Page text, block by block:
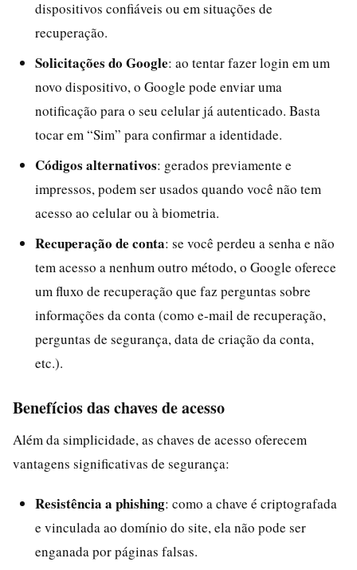
dispositivos confiáveis ou em situações de
recuperação.
Solicitações do Google: ao tentar fazer login em um
novo dispositivo, o Google pode enviar uma
notificação para o seu celular já autenticado. Basta
tocar em “Sim” para confirmar a identidade.
Códigos alternativos: gerados previamente e
impressos, podem ser usados quando você não tem
acesso ao celular ou à biometria.
Recuperação de conta: se você perdeu a senha e não
tem acesso a nenhum outro método, o Google oferece
um fluxo de recuperação que faz perguntas sobre
informações da conta (como e-mail de recuperação,
perguntas de segurança, data de criação da conta,
etc.).
Benefícios das chaves de acesso
Além da simplicidade, as chaves de acesso oferecem
vantagens significativas de segurança:
Resistência a phishing: como a chave é criptografada
e vinculada ao domínio do site, ela não pode ser
enganada por páginas falsas.